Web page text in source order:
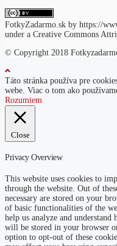
FotkyZadarmo.sk by https://
under a Creative Commons
© Copyright 2018
Táto stránka používa pre
webe. Viac o tom ako
Rozumiem
Close
Privacy Overview
This website uses cookies to
through the website. Out of
necessary are stored on your
of basic functionalities of the
help us analyze and understand
will be stored in your browser
option to opt-out of these